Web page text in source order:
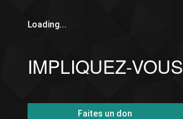
Loading...
IMPLIQUEZ-VOUS
Faites un don